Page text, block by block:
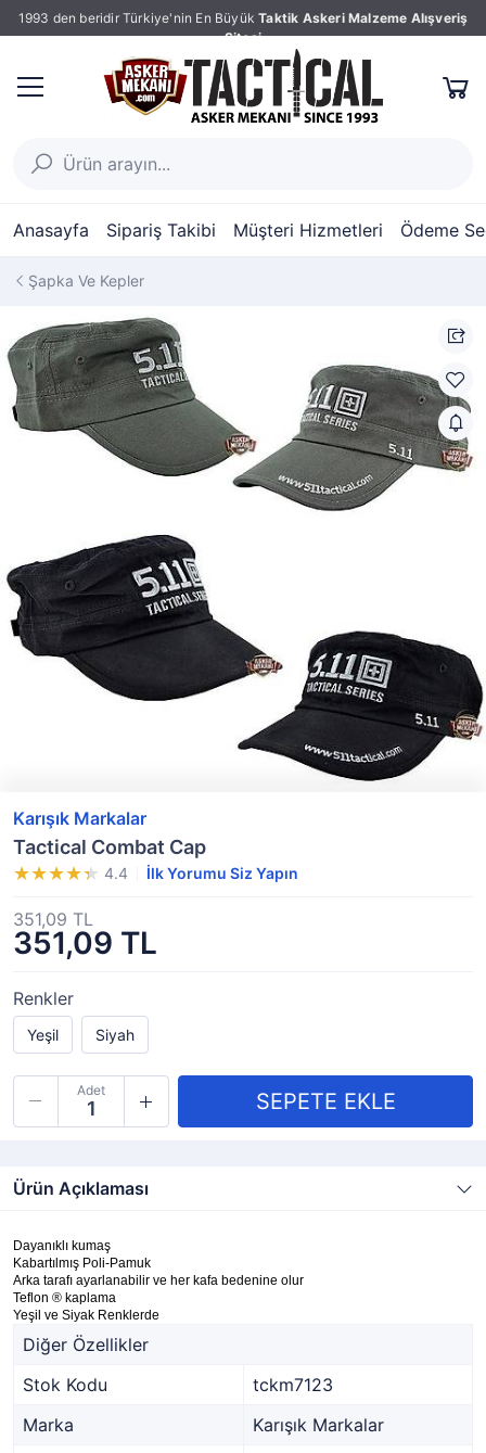
1993 den beridir Türkiye'nin En Büyük Taktik Askeri Malzeme Alışveriş
Sitesi
Anasayfa Sipariş Takibi Müşteri Hizmetleri Ödeme
Şapka Ve Kepler
Karışık Markalar
Tactical Combat Cap
4.4 İlk Yorumu Siz Yapın
351,09 TL
351,09 TL
Renkler
Yeşil Siyah
Adet
Ürün Açıklaması
Dayanıklı kumaş
Kabartılmış Poli-Pamuk
Arka tarafı ayarlanabilir ve her kafa bedenine olur
Teflon ® kaplama
Yeşil ve Siyak Renklerde
Diğer Özellikler
Stok Kodu
tckm7123
Marka
Karışık Markalar